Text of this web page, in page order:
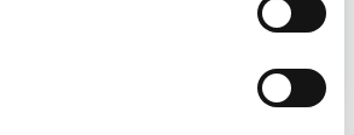
Na sklade